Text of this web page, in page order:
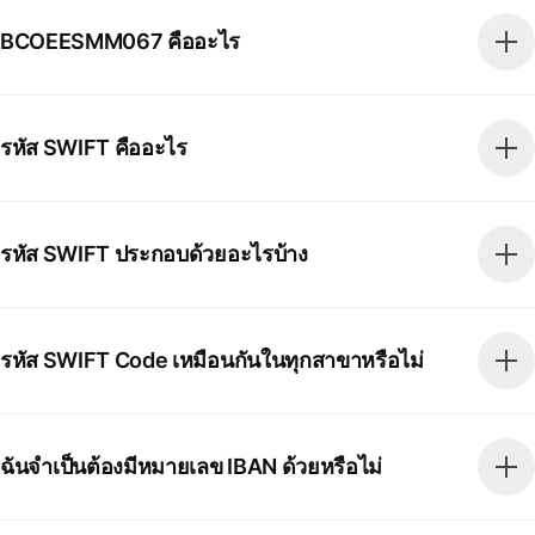
BCOEESMM067 คืออะไร
รหัส SWIFT คืออะไร
รหัส SWIFT ประกอบด้วยอะไรบ้าง
รหัส SWIFT Code เหมือนกันในทุกสาขาหรือไม่
ฉันจำเป็นต้องมีหมายเลข IBAN ด้วยหรือไม่